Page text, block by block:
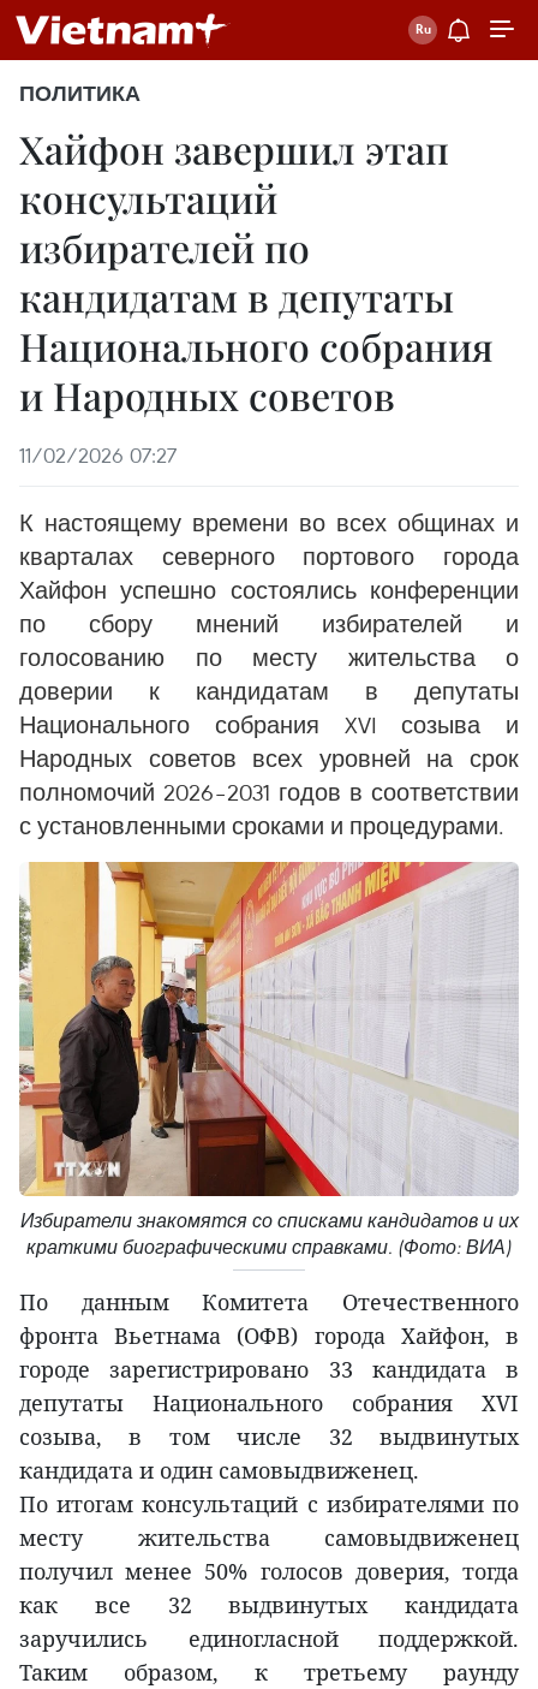
ПОЛИТИКА
Хайфон завершил этап
консультаций
избирателей по
кандидатам в депутаты
Национального собрания
и Народных советов
11/02/2026 07:27
К настоящему времени во всех общинах и
кварталах северного портового города
Хайфон успешно состоялись конференции
по сбору мнений избирателей и
голосованию по месту жительства о
доверии к кандидатам в депутаты
Национального собрания XVI созыва и
Народных советов всех уровней на срок
полномочий 2026–2031 годов в соответствии
с установленными сроками и процедурами.
Избиратели знакомятся со списками кандидатов и их
краткими биографическими справками. (Фото: ВИА)
По данным Комитета Отечественного
фронта Вьетнама (ОФВ) города Хайфон, в
городе зарегистрировано 33 кандидата в
депутаты Национального собрания XVI
созыва, в том числе 32 выдвинутых
кандидата и один самовыдвиженец.
По итогам консультаций с избирателями по
месту жительства самовыдвиженец
получил менее 50% голосов доверия, тогда
как все 32 выдвинутых кандидата
заручились единогласной поддержкой.
Таким образом, к третьему раунду